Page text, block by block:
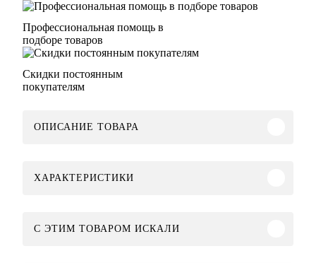
Профессиональная помощь в
подборе товаров
Скидки постоянным
покупателям
ОПИСАНИЕ ТОВАРА
ХАРАКТЕРИСТИКИ
C ЭТИМ ТОВАРОМ ИСКАЛИ